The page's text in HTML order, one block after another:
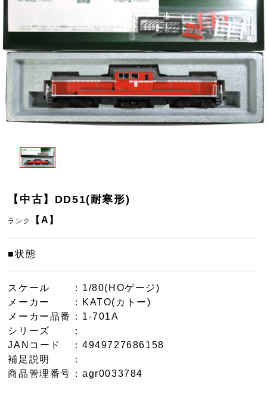
【中古】DD51(耐寒形)
ランク 【A】
■状態
スケール
：1/80(HOゲージ)
メーカー
：KATO(カトー)
メーカー品番
：1-701A
シリーズ
：
JANコード
：4949727686158
補足説明
：
商品管理番号 ：agr0033784